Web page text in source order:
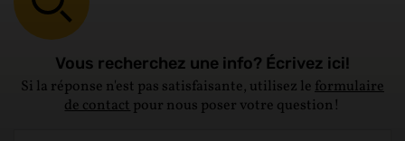
Vous recherchez une info? Écrivez ici!
Si la réponse n'est pas satisfaisante, utilisez leformulaire
de contactpour nous poser votre question!